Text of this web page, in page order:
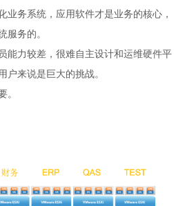
业务系统，应用软件才是业务的核心，
服务的。
能力较差，很难自主设计和运维硬件平
户来说是巨大的挑战。
。